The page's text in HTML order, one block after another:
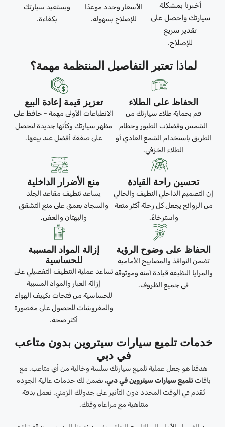
أخبرنا بمشكلة
سيارتك واحصل على
تقدير سريع
للإصلاح.
الأسعار وحدد موعدًا
للإصلاح بسهولة.
ويستعيد سيارتك
بكفاءة.
لماذا تعتبر التفاصيل المنتظمة مهمة؟
الحفاظ على الطلاء
قم بحماية طلاء سيارتك من
الشمس وفضلات الطيور وحطام
الطريق باستخدام الشمع العادي أو
الطلاء الخزفي.
تعزيز قيمة إعادة البيع
الانطباعات الأولى مهمة - حافظ على
مظهر سيارتك وكأنها جديدة لتحصل
على صفقة أفضل عند بيعها.
تحسين راحة القيادة
إن التصميم الداخلي النظيف والخالي
من الروائح يجعل كل رحلة أكثر متعة
واسترخاءً.
منع الأضرار الداخلية
يساعد تنظيف مقاعد الجلد
والسجاد بعمق على منع التشقق
والبهتان والعفن.
الحفاظ على وضوح الرؤية
تضمن النوافذ والمصابيح الأمامية
والمرايا النظيفة قيادة آمنة وموثوقة
في جميع الظروف.
إزالة المواد المسببة
للحساسية
تساعد عملية التنظيف التفصيلي على
إزالة الغبار والمواد المسببة
للحساسية من فتحات تكييف الهواء
والمفروشات للحصول على مقصورة
أكثر صحة.
خدمات تلميع سيارات سيتروين بدون متاعب
في دبي
هدفنا هو جعل عملية تلميع سيارتك سلسة وخالية من أي متاعب. مع
باقاتتلميع سيارات سيتروين في دبي، نضمن لك خدمات عالية الجودة
تُقدم في الوقت المحدد دون التأثير على جدولك الزمني. نعمل بدقة
متناهية مع مراعاة وقتك.